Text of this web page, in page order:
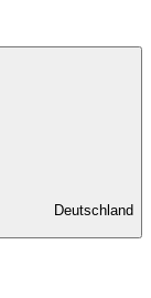
Deutschland